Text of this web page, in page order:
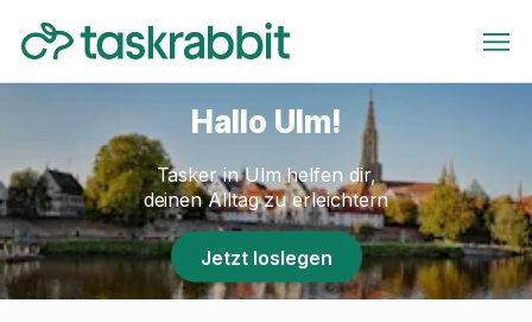
Hallo Ulm!
Tasker in Ulm helfen dir,
deinen Alltag zu erleichtern
Jetzt loslegen